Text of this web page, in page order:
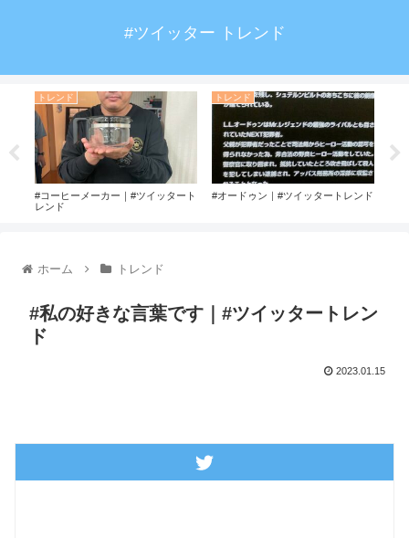
#ツイッター トレンド
トレンド
#コーヒーメーカー｜#ツイッタート
レンド
トレンド
#オードゥン｜#ツイッタートレンド
ホーム トレンド
#私の好きな言葉です｜#ツイッタートレン
ド
2023.01.15